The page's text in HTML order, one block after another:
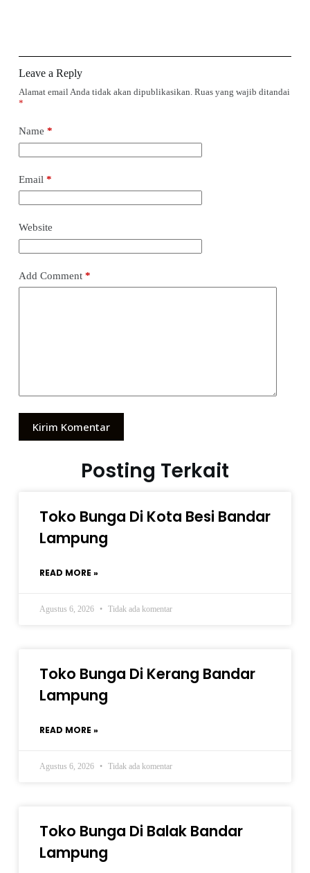
Leave a Reply
Alamat email Anda tidak akan dipublikasikan. Ruas yang wajib ditandai
*
Name *
Email *
Website
Add Comment*
Kirim Komentar
Posting Terkait
Toko Bunga Di Kota Besi Bandar
Lampung
READ MORE »
Agustus 6, 2026 Tidak ada komentar
Toko Bunga Di Kerang Bandar
Lampung
READ MORE »
Agustus 6, 2026 Tidak ada komentar
Toko Bunga Di Balak Bandar
Lampung